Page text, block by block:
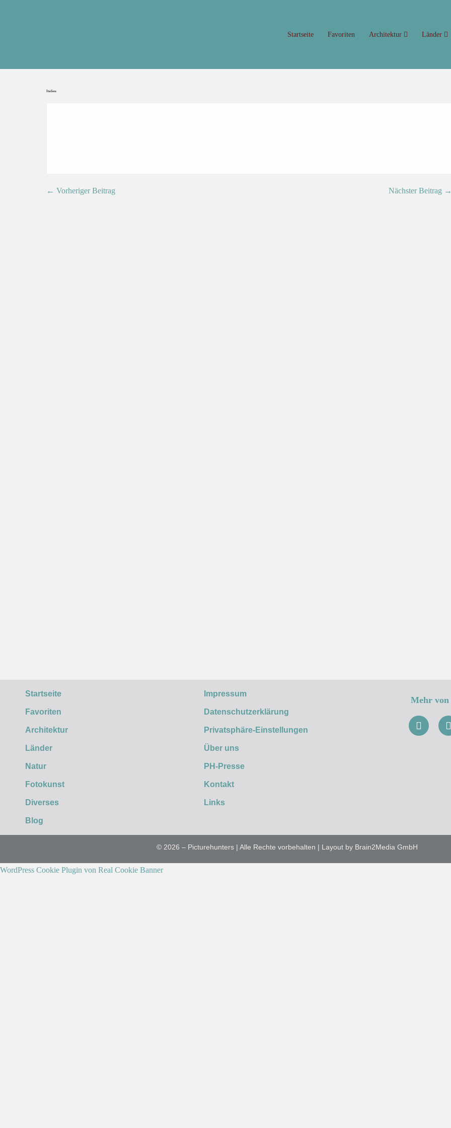
Startseite Favoriten Architektur Länder
Italien
← Vorheriger Beitrag Nächster Beitrag →
Startseite
Favoriten
Architektur
Länder
Natur
Fotokunst
Diverses
Blog
Impressum
Datenschutzerklärung
Privatsphäre-Einstellungen
Über uns
PH-Presse
Kontakt
Links
Mehr von
© 2026 – Picturehunters | Alle Rechte vorbehalten | Layout by Brain2Media GmbH
WordPress Cookie Plugin von Real Cookie Banner